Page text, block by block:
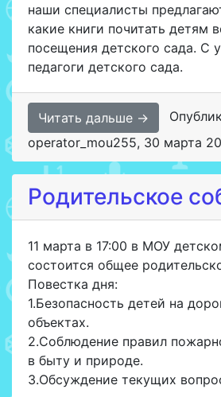
наши специалисты
какие книги почитать детям
посещения детского сада. С
педагоги детского сада.
Читать дальше →
operator_mou255, 30 марта
Родительское
11 марта в 17:00 в МОУ
состоится общее
Повестка дня:
1.Безопасность детей на
объектах.
2.Соблюдение правил
в быту и природе.
3.Обсуждение текущих